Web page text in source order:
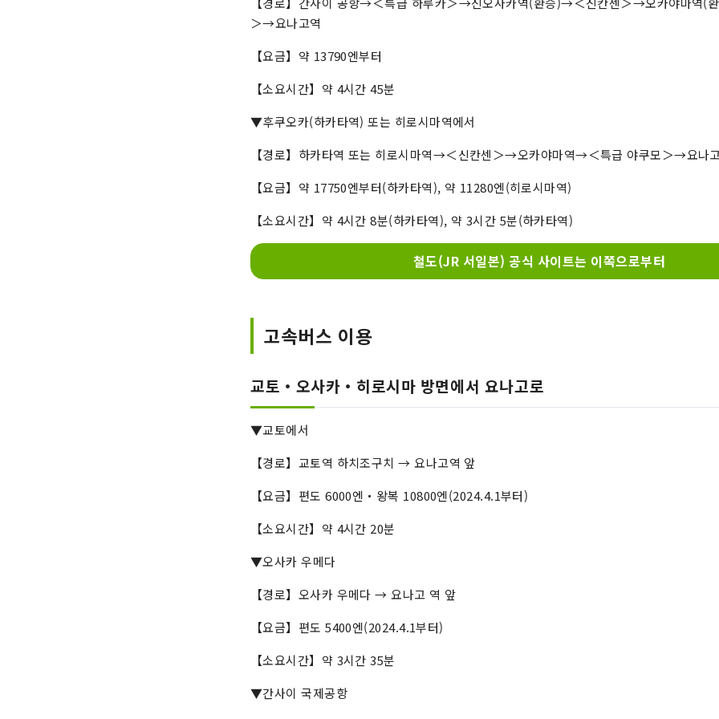
＞→요나고역
【요금】약 13790엔부터
【소요시간】약 4시간 45분
▼후쿠오카(하카타역) 또는 히로시마역에서
【경로】하카타역 또는 히로시마역→＜신칸센＞→오카야마역→＜특급 야쿠모＞→요나
【요금】약 17750엔부터(하카타역), 약 11280엔(히로시마역)
【소요시간】약 4시간 8분(하카타역), 약 3시간 5분(하카타역)
철도(JR 서일본) 공식 사이트는 이쪽으로부터
고속버스 이용
교토・오사카・히로시마 방면에서 요나고로
▼교토에서
【경로】교토역 하치조구치 → 요나고역 앞
【요금】편도 6000엔・왕복 10800엔(2024.4.1부터)
【소요시간】약 4시간 20분
▼오사카 우메다
【경로】오사카 우메다 → 요나고 역 앞
【요금】편도 5400엔(2024.4.1부터)
【소요시간】약 3시간 35분
▼간사이 국제공항